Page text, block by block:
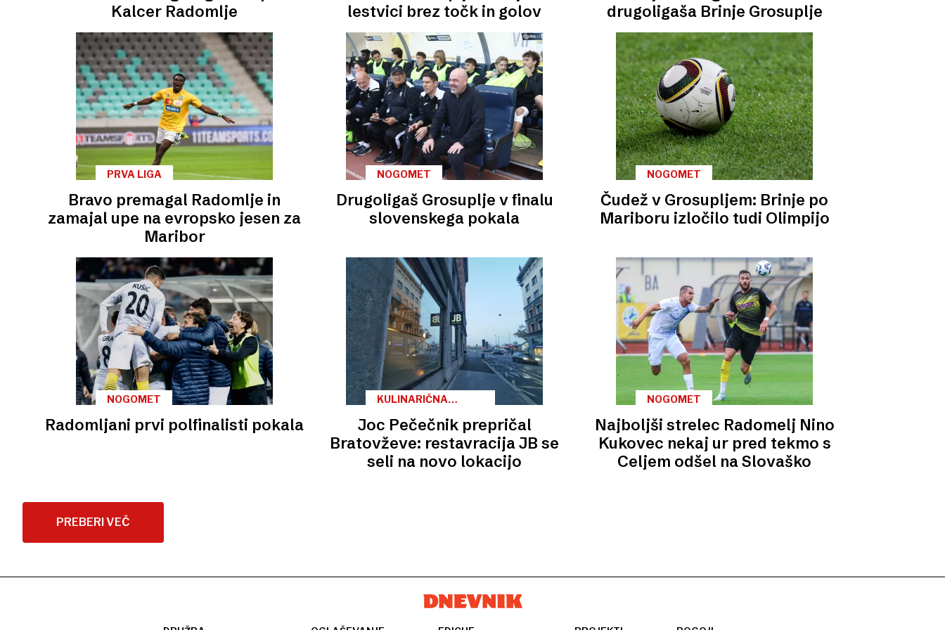
Kalcer Radomlje
lestvici brez točk in golov
drugoligaša Brinje Grosuplje
PRVA LIGA
Bravo premagal Radomlje in
zamajal upe na evropsko jesen za
Maribor
NOGOMET
Drugoligaš Grosuplje v finalu
slovenskega pokala
NOGOMET
Čudež v Grosupljem: Brinje po
Mariboru izločilo tudi Olimpijo
NOGOMET
Radomljani prvi polfinalisti pokala
KULINARIČNA
Joc Pečečnik prepričal
Bratovževe: restavracija JB se
seli na novo lokacijo
NOGOMET
Najboljši strelec Radomelj Nino
Kukovec nekaj ur pred tekmo s
Celjem odšel na Slovaško
PREBERI VEČ